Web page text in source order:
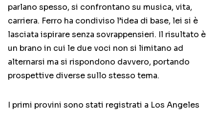
parlano spesso, si confrontano su musica, vita,
carriera. Ferro ha condiviso l’idea di base, lei si è
lasciata ispirare senza sovrappensieri. Il risultato è
un brano in cui le due voci non si limitano ad
alternarsi ma si rispondono davvero, portando
prospettive diverse sullo stesso tema.
I primi provini sono stati registrati a Los Angeles